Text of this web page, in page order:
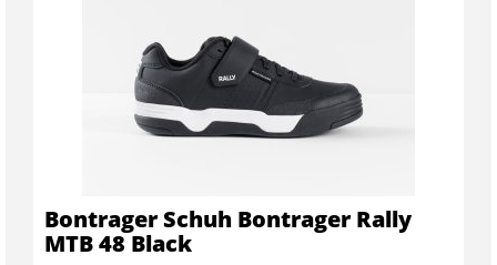
Bontrager Schuh Bontrager Rally
MTB 48 Black